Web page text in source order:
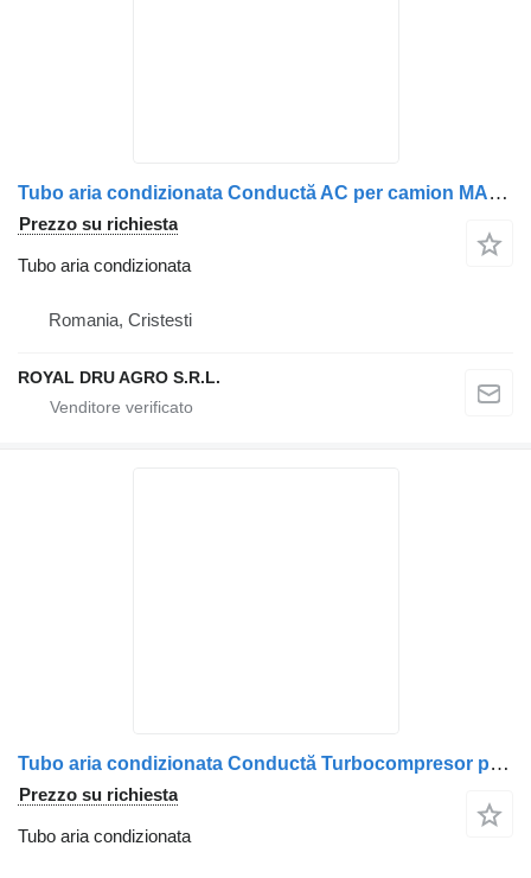
Tubo aria condizionata Conductă AC per camion MAN cu coturi și racorduri, lungime aproximativă de 70 cm
Prezzo su richiesta
Tubo aria condizionata
Romania, Cristesti
ROYAL DRU AGRO S.R.L.
Tubo aria condizionata Conductă Turbocompresor per camion MAN – Cod 51094025027/51094025027
Prezzo su richiesta
Tubo aria condizionata